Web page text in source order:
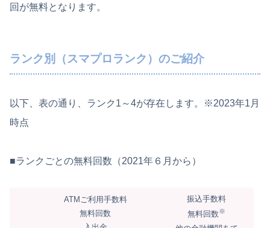
回が無料となります。
ランク別（スマプロランク）のご紹介
以下、表の通り、ランク1～4が存在します。※2023年1月
時点
■ランクごとの無料回数（2021年６月から）
ATMご利用手数料
無料回数
振込手数料
無料回数※